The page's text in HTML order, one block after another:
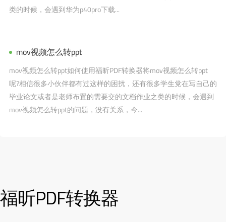
类的时候，会遇到华为p40pro下载...
mov视频怎么转ppt
mov视频怎么转ppt如何使用福昕PDF转换器将mov视频怎么转ppt
呢?相信很多小伙伴都有过这样的困扰，还有很多学生党在写自己的
毕业论文或者是老师布置的需要交的文档作业之类的时候，会遇到
mov视频怎么转ppt的问题，没有关系，今...
福昕PDF转换器